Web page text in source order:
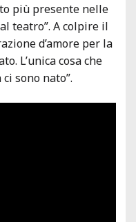
più presente nelle
teatro”. A colpire il
d’amore per la
L’unica cosa che
sono nato”.